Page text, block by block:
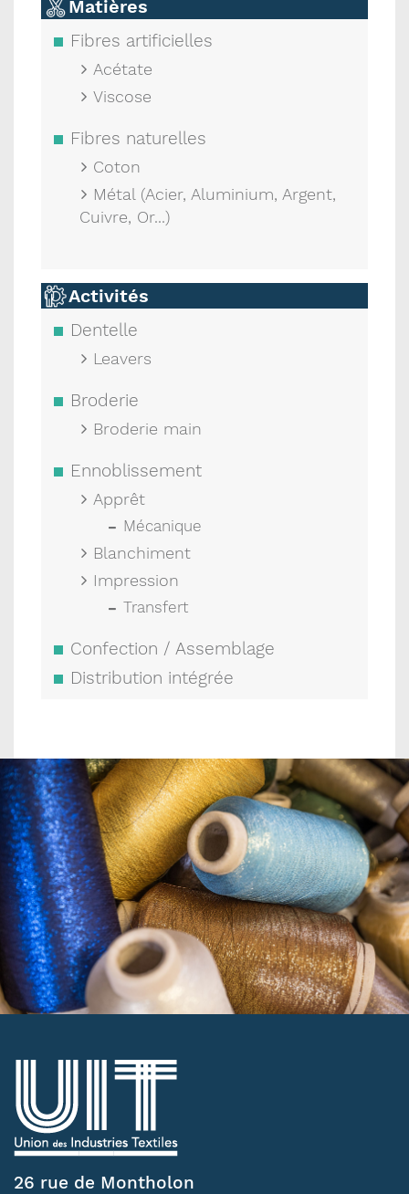
Matières
Fibres artificielles
Acétate
Viscose
Fibres naturelles
Coton
Métal (Acier, Aluminium, Argent,
Cuivre, Or...)
Activités
Dentelle
Leavers
Broderie
Broderie main
Ennoblissement
Apprêt
Mécanique
Blanchiment
Impression
Transfert
Confection / Assemblage
Distribution intégrée
26 rue de Montholon